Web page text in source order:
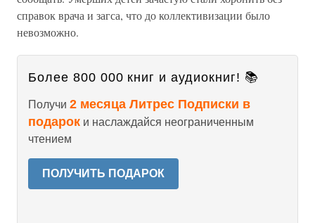
справок врача и загса, что до коллективизации было
невозможно.
Более 800 000 книг и аудиокниг! 📚
Получи 2 месяца Литрес Подписки в
подарок и наслаждайся неограниченным
чтением
ПОЛУЧИТЬ ПОДАРОК